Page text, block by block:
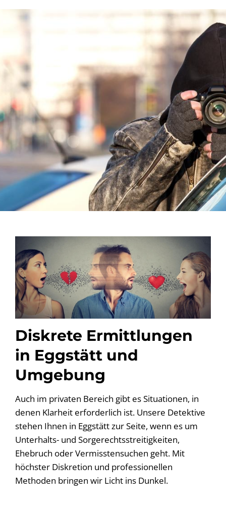
Diskrete Ermittlungen
in Eggstätt und
Umgebung
Auch im privaten Bereich gibt es Situationen, in
denen Klarheit erforderlich ist. Unsere Detektive
stehen Ihnen in Eggstätt zur Seite, wenn es um
Unterhalts- und Sorgerechtsstreitigkeiten,
Ehebruch oder Vermisstensuchen geht. Mit
höchster Diskretion und professionellen
Methoden bringen wir Licht ins Dunkel.